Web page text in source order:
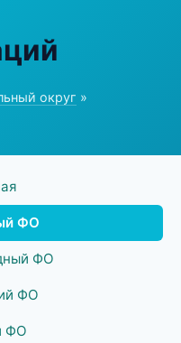
округ »
ФО
ФО
ФО
ФО